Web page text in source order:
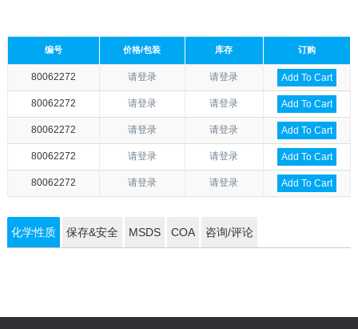
编号 价格/包装 库存 订购
80062272 请登录 请登录 Add To Cart
80062272 请登录 请登录 Add To Cart
80062272 请登录 请登录 Add To Cart
80062272 请登录 请登录 Add To Cart
80062272 请登录 请登录 Add To Cart
化学性质 保存&安全 MSDS COA 咨询/评论